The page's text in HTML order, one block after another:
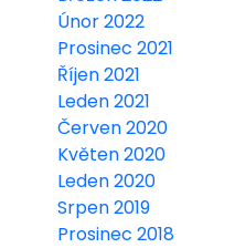
Únor 2022
Prosinec 2021
Říjen 2021
Leden 2021
Červen 2020
Květen 2020
Leden 2020
Srpen 2019
Prosinec 2018